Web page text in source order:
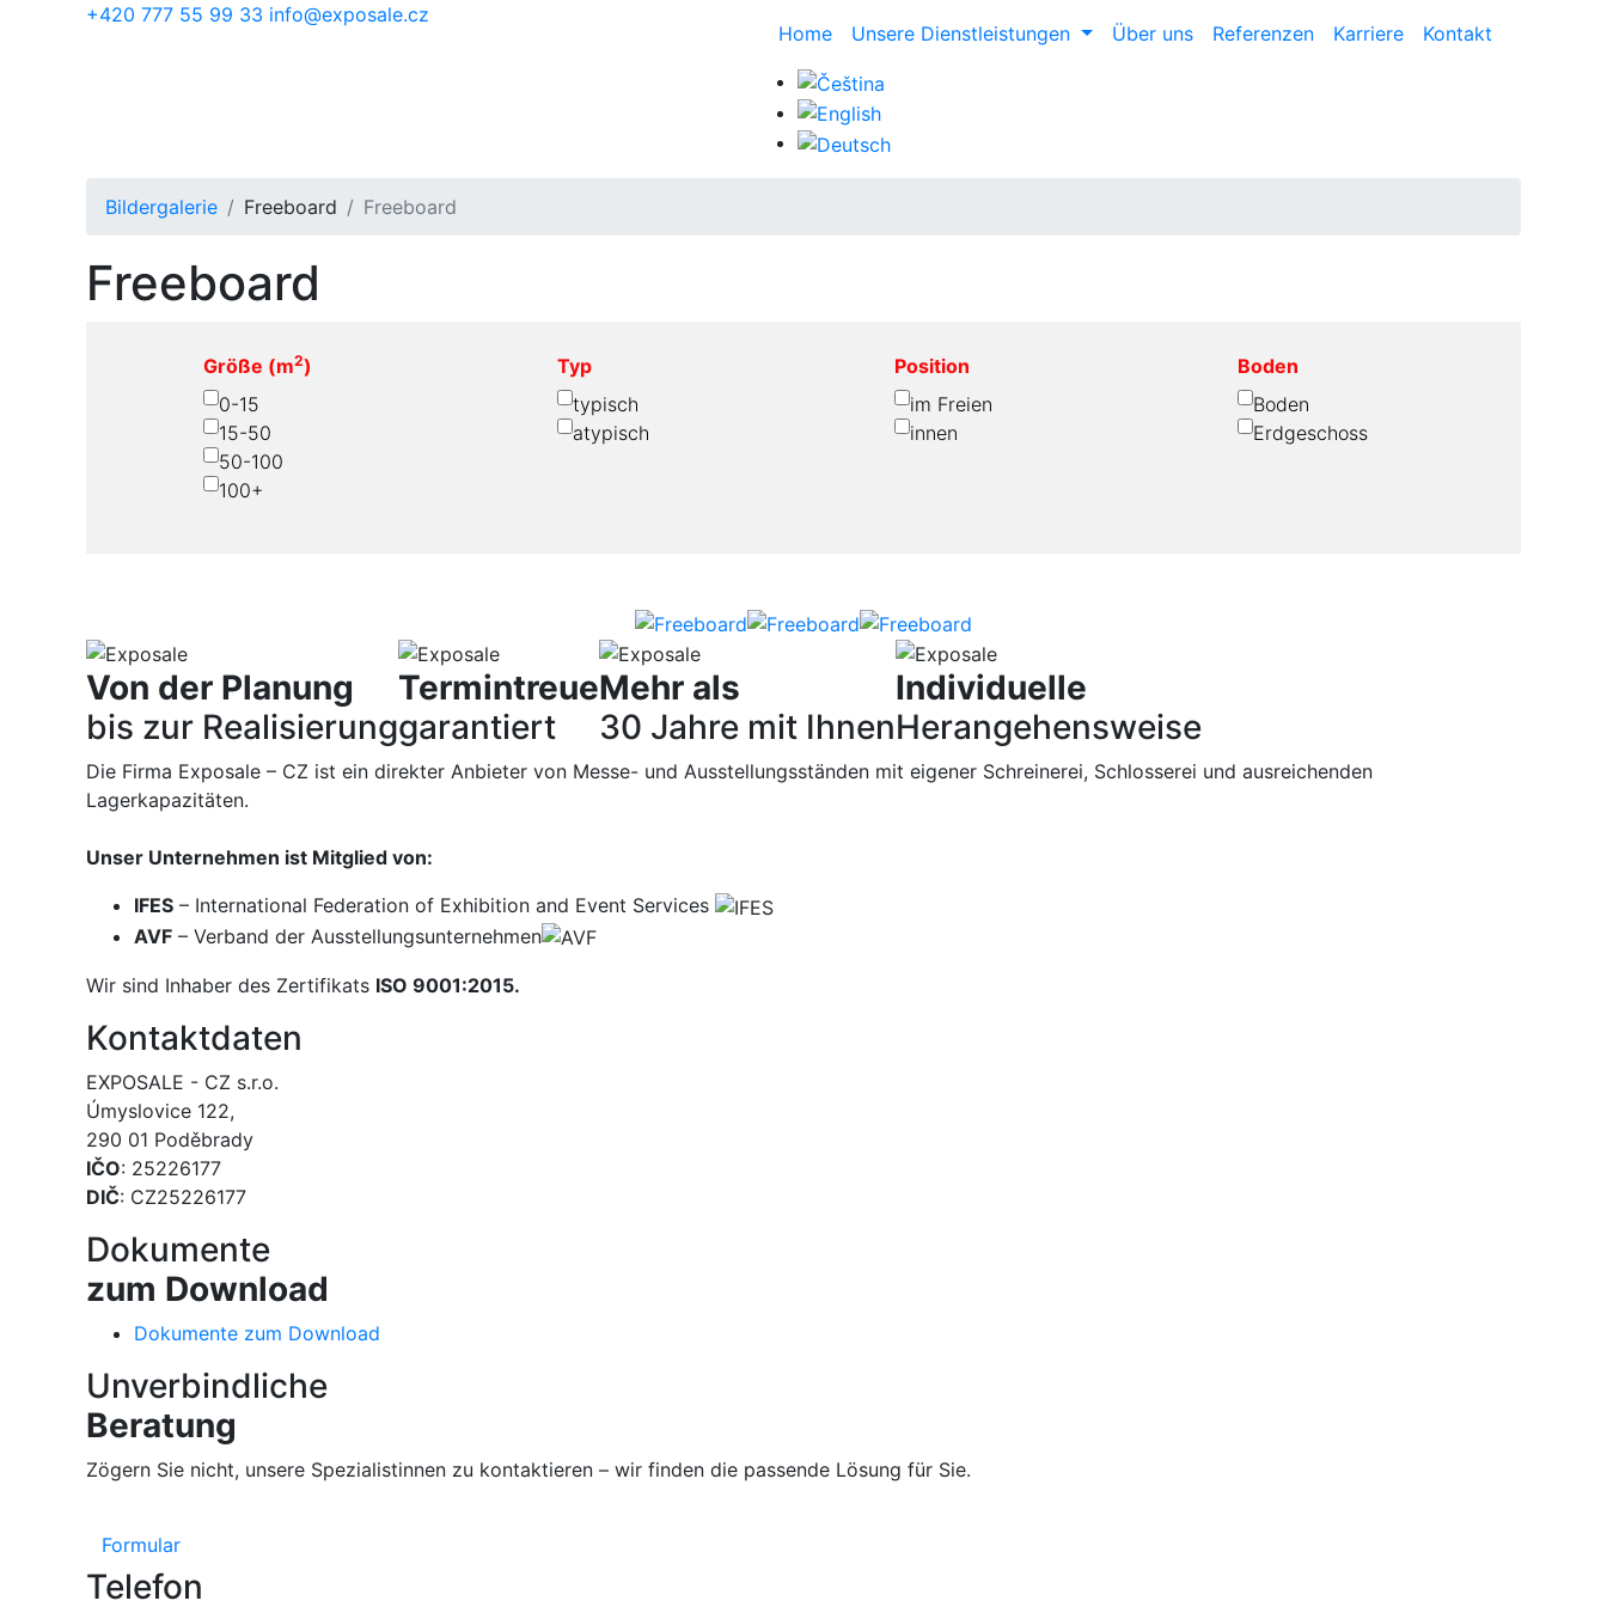
Skip to main content
+420 777 55 99 33 info@exposale.cz
Home
Unsere Dienstleistungen Über uns Referenzen Karriere Kontakt
Bildergalerie Freeboard Freeboard
Freeboard
Größe (m2)
0-15
15-50
50-100
100+
Typ
typisch
atypisch
Position
im Freien
innen
Boden
Boden
Erdgeschoss
Von der Planung
bis zur Realisierung
Termintreue
garantiert
Mehr als
30 Jahre mit Ihnen
Individuelle
Herangehensweise
Die Firma Exposale – CZ ist ein direkter Anbieter von Messe- und Ausstellungsständen mit eigener Schreinerei, Schlosserei und ausreichenden
Lagerkapazitäten.
Unser Unternehmen ist Mitglied von:
IFES – International Federation of Exhibition and Event Services
AVF – Verband der Ausstellungsunternehmen
Wir sind Inhaber des Zertifikats ISO 9001:2015.
Kontaktdaten
EXPOSALE - CZ s.r.o.
Úmyslovice 122,
290 01 Poděbrady
IČO: 25226177
DIČ: CZ25226177
Dokumente
zum Download
Dokumente zum Download
Unverbindliche
Beratung
Zögern Sie nicht, unsere Spezialistinnen zu kontaktieren – wir finden die passende Lösung für Sie.
Formular
Telefon